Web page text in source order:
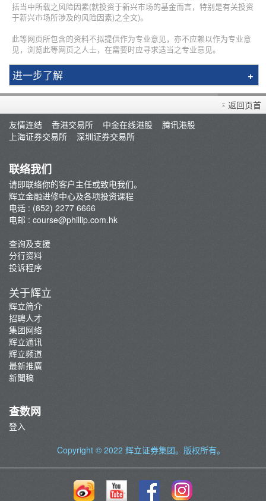
括当中所载之风险因素(就投资于新兴市场的基金而言，特别是有关投资
于新兴市场所涉及的风险因素)之全文)。
此等网页所包含的资料不拟提供作为专业意见，亦不应赖以作为专业意
见，浏览此等网页之人士，在需要时应寻求适当之专业意见。
进一步了解
简介
辉立课程
讲师
返回页首
友情连结
香港交易所 中金在线港股
腾讯港股
上海证券交易所
深圳证券交易所
联络我们
请即联络你的客户主任或致电我们。
辉立金融进修中心及各项投资课程
电话 : (852) 2277 6666
电邮 : course@phillip.com.hk
查询及支援
分行资料
投诉程序
关于辉立
辉立简介
招聘人才
集团网络
辉立通讯
辉立频道
最新推廣
新聞稿
查数网
登入
Copyright © 2022 辉立证券集团。版权所有。